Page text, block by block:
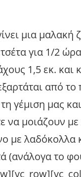
μια
για 1/2
1,5 εκ.
από
γέμιση μας
να μοιάζουν
με
(ανάλογα το